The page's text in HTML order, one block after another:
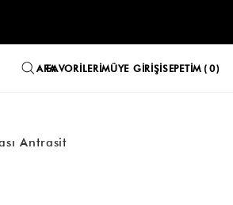
FAVORILERIMÜYE GIRIŞISEPETIM 0
Antrasit